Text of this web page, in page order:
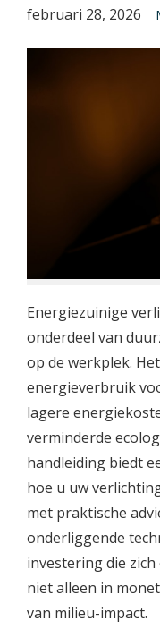
februari 28, 2026
Energiezuinige
onderdeel van
op de werkplek.
energieverbruik
lagere
verminderde
handleiding biedt
hoe u uw
met praktische
onderliggende
investering die
niet alleen in
van milieu-impact.